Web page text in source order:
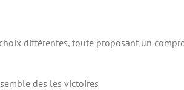
différentes, toute proposant un
des les victoires